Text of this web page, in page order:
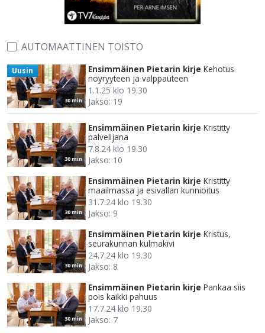
AUTOMAATTINEN TOISTO
30 min
Uusin Ensimmäinen Pietarin kirje Kehotus
nöyryyteen ja valppauteen
1.1.25 klo 19.30
Jakso: 19
30 min
Ensimmäinen Pietarin kirje Kristitty
palvelijana
7.8.24 klo 19.30
Jakso: 10
30 min
Ensimmäinen Pietarin kirje Kristitty
maailmassa ja esivallan kunnioitus
31.7.24 klo 19.30
Jakso: 9
30 min
Ensimmäinen Pietarin kirje Kristus,
seurakunnan kulmakivi
24.7.24 klo 19.30
Jakso: 8
30 min
Ensimmäinen Pietarin kirje Pankaa siis
pois kaikki pahuus
17.7.24 klo 19.30
Jakso: 7